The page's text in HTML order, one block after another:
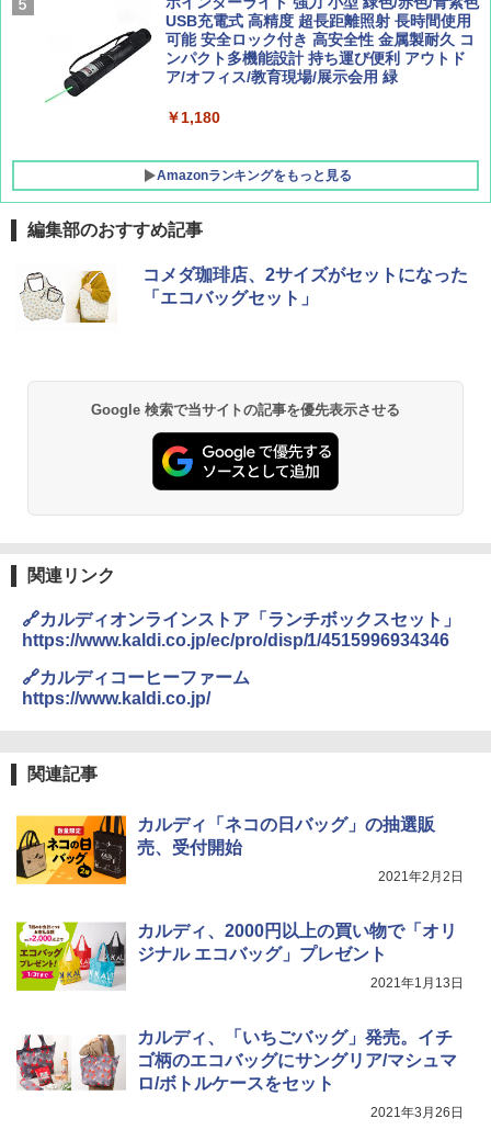
広げるだけ パッとサッとテント キューブワ
イド ブラックコーティング フルクローズ メ
ッシュ 4人用 簡単設置 ポップアップテント P
ATCW-150B エクルベージュ
￥-
USB充電式 高精度 超長距離照射 長時間使用
可能 安全ロック付き 高安全性 金属製耐久 コ
ンパクト多機能設計 持ち運び便利 アウトド
ア/オフィス/教育現場/展示会用 緑
￥1,180
Amazonランキングをもっと見る
編集部のおすすめ記事
コメダ珈琲店、2サイズがセットになった
「エコバッグセット」
Google 検索で当サイトの記事を優先表示させる
関連リンク
🔗カルディオンラインストア「ランチボックスセット」
https://www.kaldi.co.jp/ec/pro/disp/1/4515996934346
🔗カルディコーヒーファーム
https://www.kaldi.co.jp/
関連記事
カルディ「ネコの日バッグ」の抽選販
売、受付開始
2021年2月2日
カルディ、2000円以上の買い物で「オリ
ジナル エコバッグ」プレゼント
2021年1月13日
カルディ、「いちごバッグ」発売。イチ
ゴ柄のエコバッグにサングリア/マシュマ
ロ/ボトルケースをセット
2021年3月26日